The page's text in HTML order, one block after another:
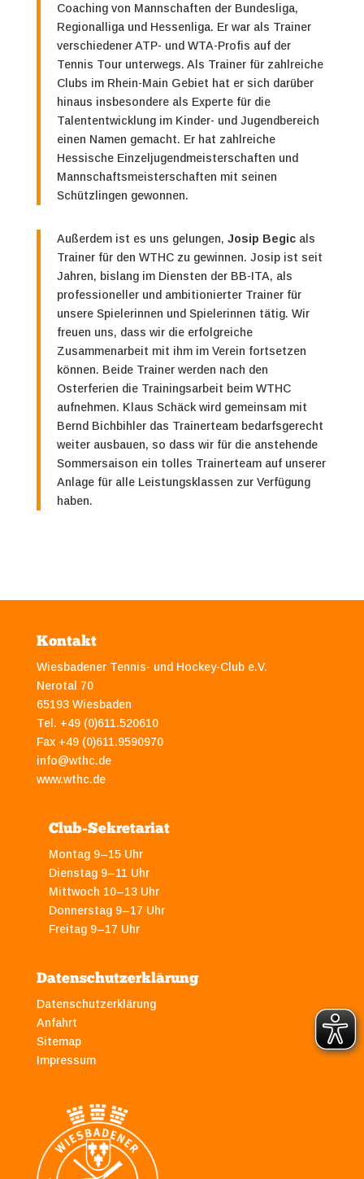
Coaching von Mannschaften der Bundesliga,
Regionalliga und Hessenliga. Er war als Trainer
verschiedener ATP- und WTA-Profis auf der
Tennis Tour unterwegs. Als Trainer für zahlreiche
Clubs im Rhein-Main Gebiet hat er sich darüber
hinaus insbesondere als Experte für die
Talententwicklung im Kinder- und Jugendbereich
einen Namen gemacht. Er hat zahlreiche
Hessische Einzeljugendmeisterschaften und
Mannschaftsmeisterschaften mit seinen
Schützlingen gewonnen.
Außerdem ist es uns gelungen, Josip Begic als
Trainer für den WTHC zu gewinnen. Josip ist seit
Jahren, bislang im Diensten der BB-ITA, als
professioneller und ambitionierter Trainer für
unsere Spielerinnen und Spielerinnen tätig. Wir
freuen uns, dass wir die erfolgreiche
Zusammenarbeit mit ihm im Verein fortsetzen
können. Beide Trainer werden nach den
Osterferien die Trainingsarbeit beim WTHC
aufnehmen. Klaus Schäck wird gemeinsam mit
Bernd Bichbihler das Trainerteam bedarfsgerecht
weiter ausbauen, so dass wir für die anstehende
Sommersaison ein tolles Trainerteam auf unserer
Anlage für alle Leistungsklassen zur Verfügung
haben.
Kontakt
Wiesbadener Tennis- und Hockey-Club e.V.
Nerotal 70
65193 Wiesbaden
Tel. +49 (0)611.520610
Fax +49 (0)611.9590970
info@wthc.de
www.wthc.de
Club-Sekretariat
Montag 9–15 Uhr
Dienstag 9–11 Uhr
Mittwoch 10–13 Uhr
Donnerstag 9–17 Uhr
Freitag 9–17 Uhr
Datenschutzerklärung
Datenschutzerklärung
Anfahrt
Sitemap
Impressum